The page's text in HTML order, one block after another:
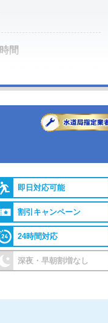
間
公式HPでご確認ください
理や、リフォームサー
即日対応可能
割引キャンペーン
24時間対応
深夜・早朝割増なし